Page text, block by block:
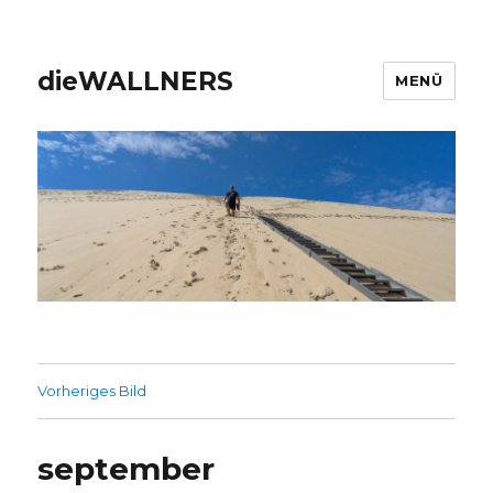
dieWALLNERS MENÜ
Vorheriges Bild
september